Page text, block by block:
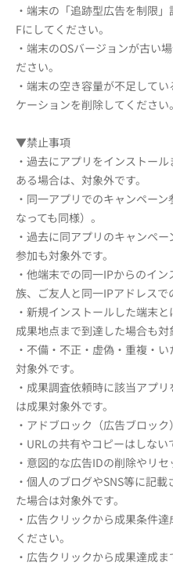
・端末の「追跡型広告を制限
Fにしてください。
・端末のOSバージョンが古い
ださい。
・端末の空き容量が不足して
ケーションを削除してください。
▼禁止事項
・過去にアプリをインストー
ある場合は、対象外です。
・同一アプリでのキャンペー
なっても同様）。
・過去に同アプリのキャンペ
参加も対象外です。
・他端末での同一IPからのイ
族、ご友人と同一IPアドレスで
・新規インストールした端末
成果地点まで到達した場合も対
・不備・不正・虚偽・重複・
対象外です。
・成果調査依頼時に該当アプ
は成果対象外です。
・アドブロック（広告ブロッ
・URLの共有やコピーはしない
・意図的な広告IDの削除やリセ
・個人のブログやSNS等に記
た場合は対象外です。
・広告クリックから成果条件
ください。
・広告クリックから成果達成